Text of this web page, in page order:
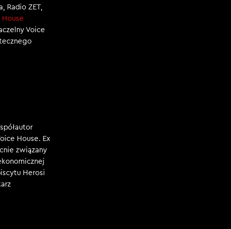
Radio ZET,
House
Voice
House. Ex
związany
Herosi